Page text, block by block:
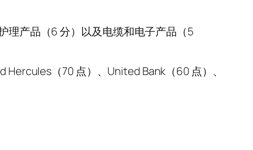
理产品（6 分）以及电缆和电子产品（5
（70 点）、United Bank（60 点）、